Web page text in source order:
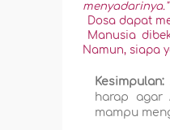
menyadarinya."
Dosa dapat
Manusia
Namun, siapa
Kesimpulan:
harap agar
mampu